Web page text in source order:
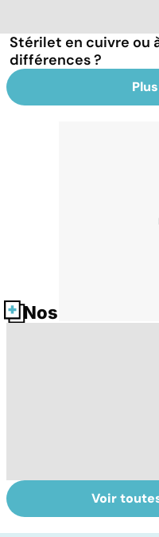
Stérilet en cuivre ou
différences ?
Nos fiches santé
L'avortement :
quels délais,
Voir